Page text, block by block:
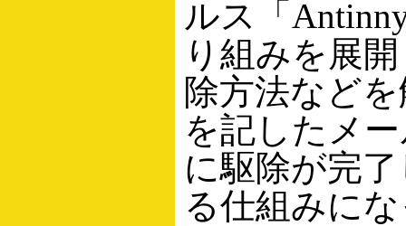
ルス「
り組みを展
除方法など
を記したメ
に駆除が完
る仕組みに